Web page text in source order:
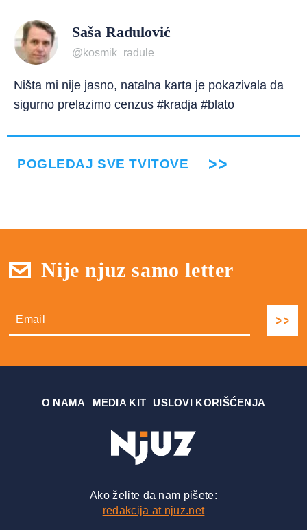
Saša Radulović
@kosmik_radule
Ništa mi nije jasno, natalna karta je pokazivala da
sigurno prelazimo cenzus #kradja #blato
POGLEDAJ SVE TVITOVE
Nije njuz samo letter
О NAMA MEDIA KIT USLOVI KORIŠĆENJA
Ako želite da nam pišete:
redakcija at njuz.net